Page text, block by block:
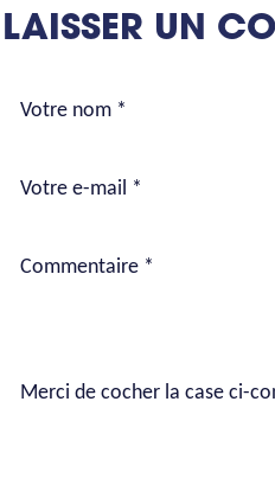
LAISSER UN
Votre nom *
Votre e-mail *
Commentaire *
Merci de cocher la case ci-